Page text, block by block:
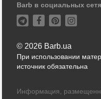
Barb в социальных
© 2026 Barb.ua
При использовании
источник обязательна
Информация,